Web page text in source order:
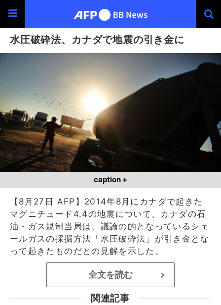
水圧破砕法、カナダで地震の引き金に
caption +
【8月27日 AFP】2014年8月にカナダで起きた
マグニチュード4.4の地震について、カナダの石
油・ガス規制当局は、議論の的となっているシェ
ールガスの採掘方法「水圧破砕法」が引き金とな
って起きたものだとの見解を示した。
全文を読む >
関連記事